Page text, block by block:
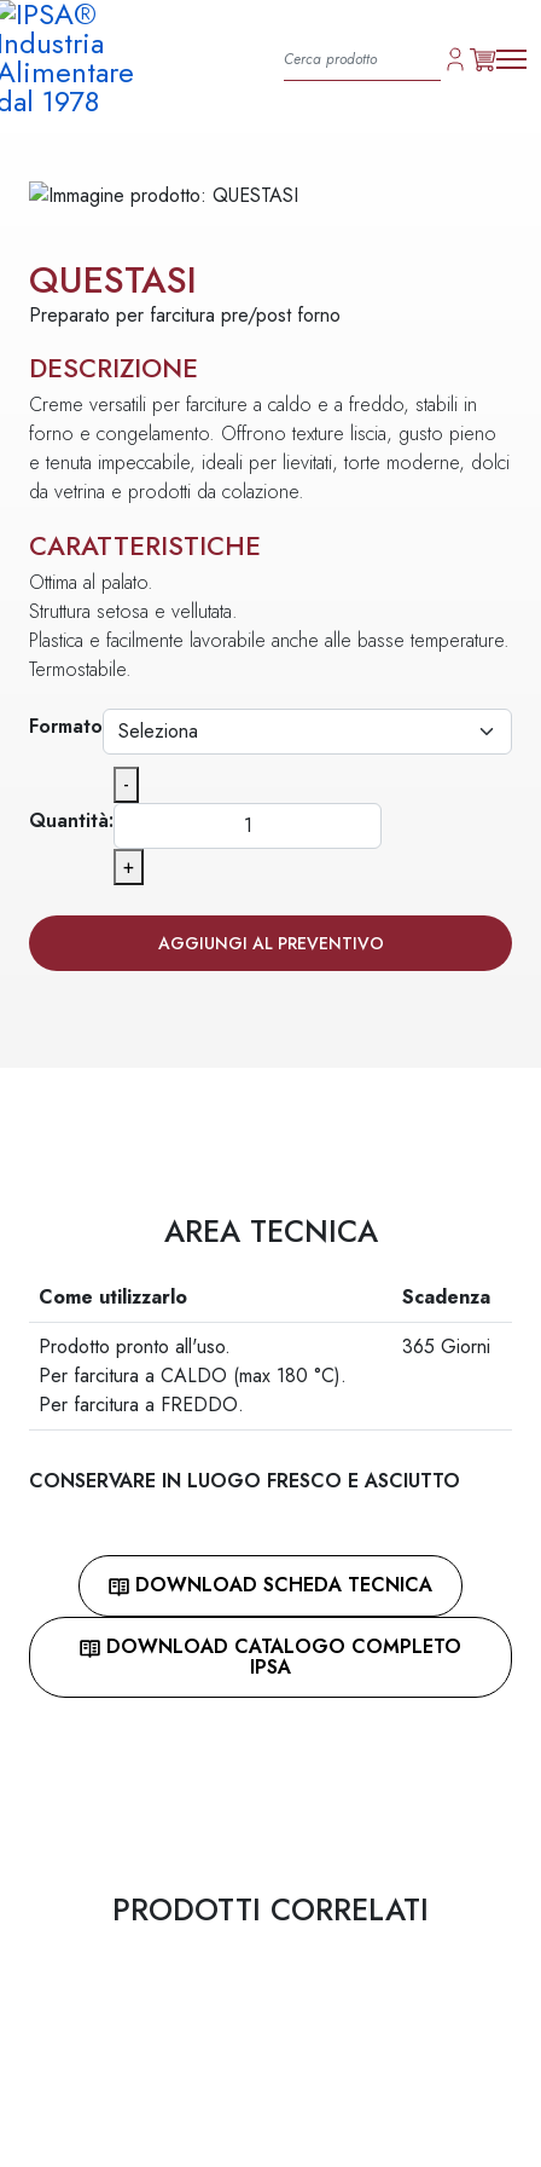
QUESTASI
Preparato per farcitura pre/post forno
DESCRIZIONE
Creme versatili per farciture a caldo e a freddo, stabili in
forno e congelamento. Offrono texture liscia, gusto pieno
e tenuta impeccabile, ideali per lievitati, torte moderne, dolci
da vetrina e prodotti da colazione.
CARATTERISTICHE
Ottima al palato.
Struttura setosa e vellutata.
Plastica e facilmente lavorabile anche alle basse temperature.
Termostabile.
Formato
Quantità:
-
+
AGGIUNGI AL PREVENTIVO
AREA TECNICA
Come utilizzarlo
Scadenza
Prodotto pronto all'uso.
Per farcitura a CALDO (max 180 °C).
Per farcitura a FREDDO.
365 Giorni
CONSERVARE IN LUOGO FRESCO E ASCIUTTO
DOWNLOAD SCHEDA TECNICA
DOWNLOAD CATALOGO COMPLETO
IPSA
PRODOTTI CORRELATI